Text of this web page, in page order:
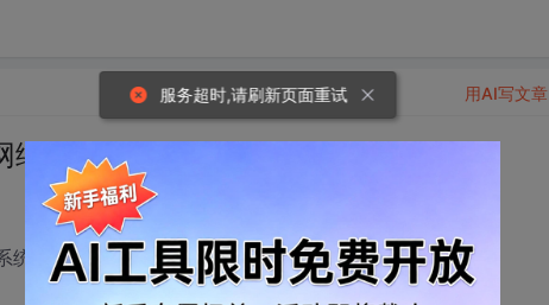
连接信息
中正在运行的系统信息，可以这么写WMI查询语句：
用AI写文章
服务超时,请刷新页面重试